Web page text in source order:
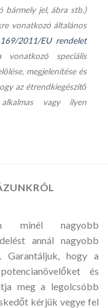
bármely jel, ábra stb.)
vonatkozó általános
2011/EU rendelet
vonatkozó speciális
megjelenítése és
az étrendkiegészítő
alkalmas vagy ilyen
minél nagyobb
annál nagyobb
Garantáljuk, hogy a
és
meg a legolcsóbb
kérjük vegye fel